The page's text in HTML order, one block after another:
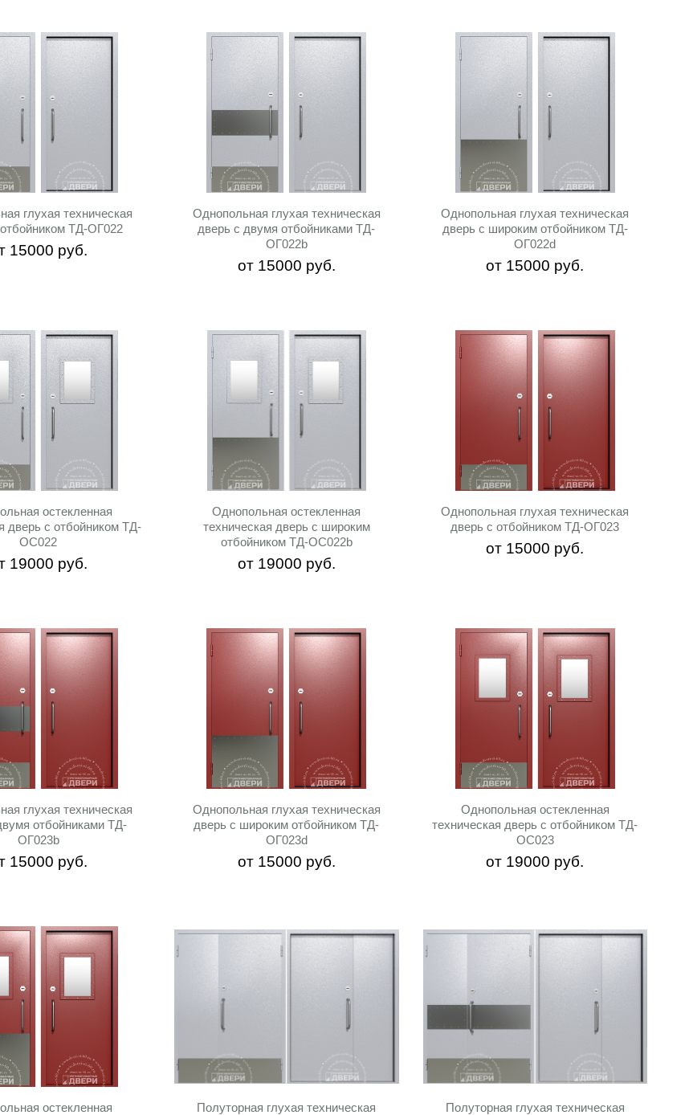
до
Вариант отделки:
Не важно
Прямоугольное
Не важно
Вентиляционная решетка:
Дополнительно Показать
глухая техническая
ТД-ОГ022
15000 руб.
Однопольная глухая техническая
дверь с двумя отбойниками ТД-
ОГ022b
от 15000 руб.
Однопольная глухая техническая
дверь с широким отбойником ТД-
ОГ022d
от 15000 руб.
остекленная
дверь с отбойником ТД-
ОС022
19000 руб.
Однопольная остекленная
техническая дверь с широким
отбойником ТД-ОС022b
от 19000 руб.
Однопольная глухая техническая
дверь с отбойником ТД-ОГ023
от 15000 руб.
глухая техническая
отбойниками ТД-
ОГ023b
15000 руб.
Однопольная глухая техническая
дверь с широким отбойником ТД-
ОГ023d
от 15000 руб.
Однопольная остекленная
техническая дверь с отбойником ТД-
ОС023
от 19000 руб.
остекленная
Полуторная глухая техническая
Полуторная глухая техническая